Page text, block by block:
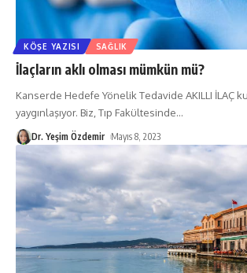
KÖŞE YAZISI SAĞLIK
İlaçların aklı olması mümkün mü?
Kanserde Hedefe Yönelik Tedavide AKILLI İLAÇ
yaygınlaşıyor. Biz, Tıp Fakültesinde…
Dr. Yeşim Özdemir Mayıs 8, 2023